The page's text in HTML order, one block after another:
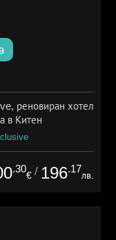
реновиран хотел
в Китен
.30
€ / 196.17
лв.